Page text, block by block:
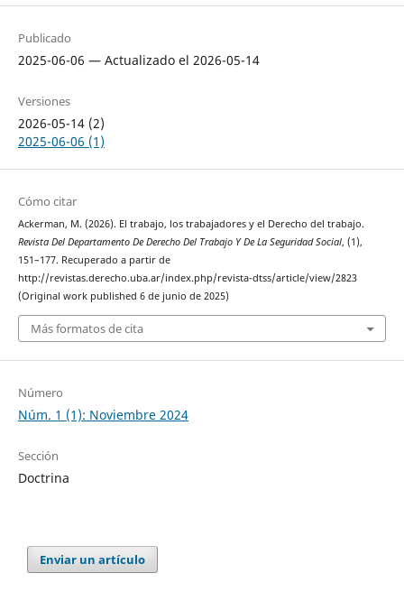
Publicado
2025-06-06 — Actualizado el 2026-05-14
Versiones
2026-05-14 (2)
2025-06-06 (1)
Cómo citar
Ackerman, M. (2026). El trabajo, los trabajadores y el Derecho del trabajo.
Revista Del Departamento De Derecho Del Trabajo Y De La Seguridad Social, (1),
151–177. Recuperado a partir de
http://revistas.derecho.uba.ar/index.php/revista-dtss/article/view/2823
(Original work published 6 de junio de 2025)
Más formatos de cita
Número
Núm. 1 (1): Noviembre 2024
Sección
Doctrina
Enviar un artículo